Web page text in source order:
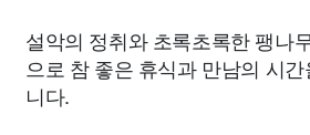
설악의 정취와 초록초록한 팽나
으로 참 좋은 휴식과 만남의 시
니다.